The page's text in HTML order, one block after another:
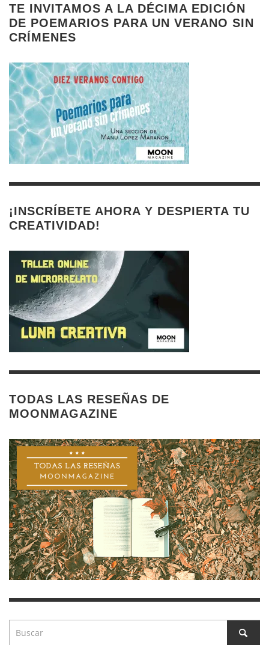
TE INVITAMOS A LA DÉCIMA EDICIÓN
DE POEMARIOS PARA UN VERANO SIN
CRÍMENES
¡INSCRÍBETE AHORA Y DESPIERTA TU
CREATIVIDAD!
TODAS LAS RESEÑAS DE
MOONMAGAZINE